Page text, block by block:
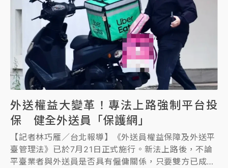
外送權益大變革！專法上路強制平台投
保 健全外送員「保護網」
【記者林巧雁／台北報導】《外送員權益保障及外送平
臺管理法》已於7月21日正式施行。新法上路後，不論
平臺業者與外送員是否具有僱傭關係，只要雙方已成立